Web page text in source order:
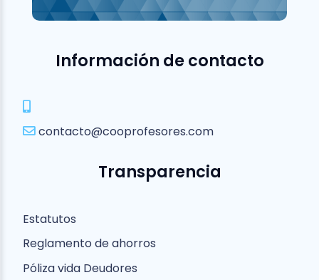
Información de contacto
contacto@cooprofesores.com
Transparencia
Estatutos
Reglamento de ahorros
Póliza vida Deudores